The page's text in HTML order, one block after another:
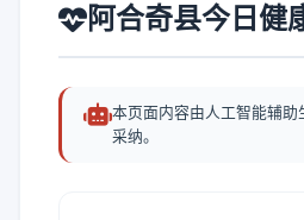
阿合奇县今日健
本页面内容由人工智能辅
采纳。